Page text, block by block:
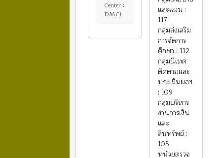
Center :
DMC)
และแผน :
117
กลุ่มส่งเสริม
การจัดการ
ศึกษา : 112
กลุ่มนิเทศ
ติดตามและ
ประเมินผลฯ
: 109
กลุ่มบริหาร
งานการเงิน
และ
สินทรัพย์ :
105
หน่วยตรวจ